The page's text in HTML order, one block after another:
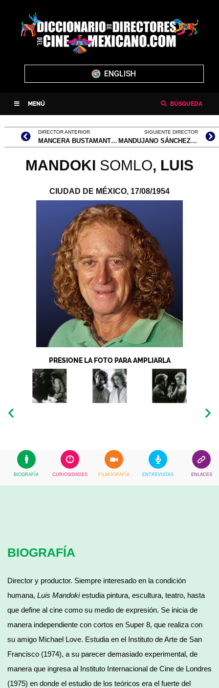
ENGLISH
MENÚ BÚSQUEDA
DIRECTOR ANTERIOR
MANCERA BUSTAMANTE, ANA
SIGUIENTE DIRECTOR
MANDUJANO SÁNCHEZ, MARIO ANTONIO
MANDOKI SOMLO, LUIS
CIUDAD DE MÉXICO, 17/08/1954
PRESIONE LA FOTO PARA AMPLIARLA
BIOGRAFÍA CURIOSIDADES FILMOGRAFÍA ENTREVISTAS ENLACES
BIOGRAFÍA
Director y productor. Siempre interesado en la condición
humana, Luis Mandokiestudia pintura, escultura, teatro, hasta
que define al cine como su medio de expresión. Se inicia de
manera independiente con cortos en Super 8, que realiza con
su amigo Michael Love. Estudia en el Instituto de Arte de San
Francisco (1974), a su parecer demasiado experimental, de
manera que ingresa al Instituto Internacional de Cine de Londres
(1975) en donde el estudio de los teóricos era el fuerte del